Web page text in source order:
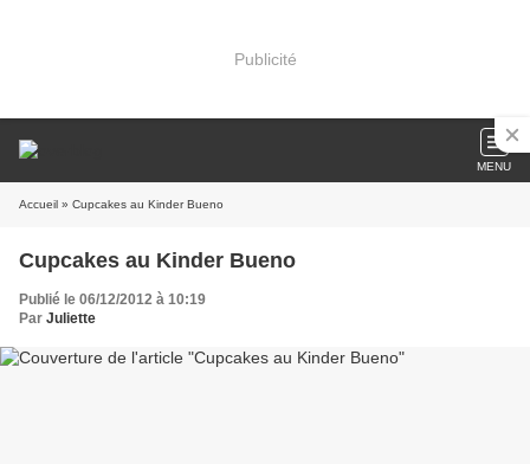
Publicité
MENU
Accueil » Cupcakes au Kinder Bueno
Cupcakes au Kinder Bueno
Publié le 06/12/2012 à 10:19
Par Juliette